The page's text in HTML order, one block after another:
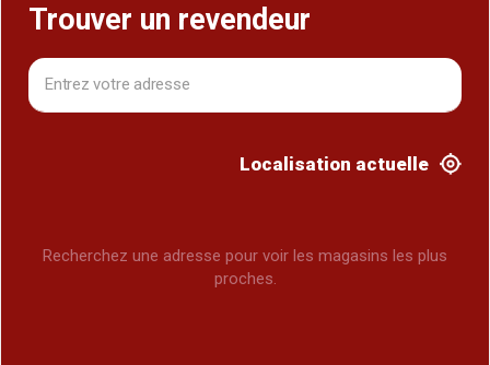
Trouver un revendeur
Localisation actuelle
Recherchez une adresse pour voir les magasins les plus
proches.